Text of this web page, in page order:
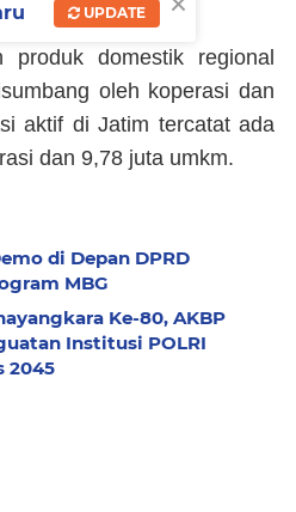
domestik regional
oleh koperasi dan
aktif di Jatim tercatat ada
dan 9,78 juta umkm.
di Depan DPRD
MBG
Ke-80, AKBP
Institusi POLRI
2045
UPDATE